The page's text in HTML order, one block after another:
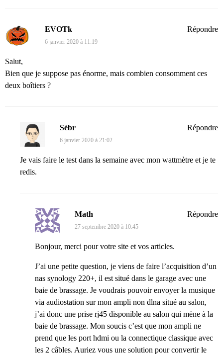
EVOTk
6 janvier 2020 à 11:19
Salut,
Bien que je suppose pas énorme, mais combien consomment ces
deux boîtiers ?
Répondre
Sébr
6 janvier 2020 à 21:02
Je vais faire le test dans la semaine avec mon wattmètre et je te
redis.
Répondre
Math
27 septembre 2020 à 10:45
Bonjour, merci pour votre site et vos articles.
J’ai une petite question, je viens de faire l’acquisition d’un
nas synology 220+, il est situé dans le garage avec une
baie de brassage. Je voudrais pouvoir envoyer la musique
via audiostation sur mon ampli non dlna situé au salon,
j’ai donc une prise rj45 disponible au salon qui mène à la
baie de brassage. Mon soucis c’est que mon ampli ne
prend que les port hdmi ou la connectique classique avec
les 2 câbles. Auriez vous une solution pour convertir le
Répondre